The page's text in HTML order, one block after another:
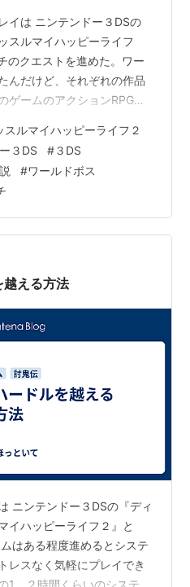
イは ニンテンドー３DSの
スルマイハッピーライフ
のクエストを進めた。ワー
んだけど、それぞれの作品
ゲームのアクションRPGパ
切ない。というのもちゃん
な体験ができるからだ。敵
を進めていくと強いオバケ
じてこちらも武器（魔法の
るし、服装も戦闘用のもの
ある。もっとひりつい…
ルマイハッピーライフ２
３DS #３DS
#ワールドボス
越える方法
ニンテンドー３DSの『ディ
イハッピーライフ２』と
はある程度進めるとシステ
レスなく気軽にプレイでき
1、２時間くらいのシステム